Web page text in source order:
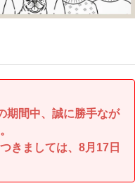
期間中、誠に勝手なが
きましては、8月17日